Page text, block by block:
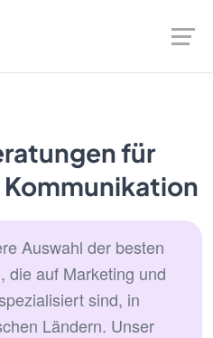
für
Auswahl der besten
die auf Marketing und
sind, in
Ländern. Unser